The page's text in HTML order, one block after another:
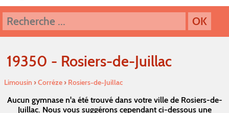
19350 - Rosiers-de-Juillac
Limousin ›Corréze› Rosiers-de-Juillac
Aucun gymnase n'a été trouvé dans votre ville de Rosiers-de-
Juillac. Nous vous suggérons cependant ci-dessous une